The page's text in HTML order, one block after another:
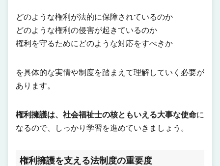
どのような権利が法的に保障されているのか
どのような権利の侵害が起きているのか
権利を守るためにどのような対応をすべきか
を具体的な実情や制度を踏まえて理解していく必要が
あります。
権利擁護は、社会福祉士の核ともいえる大事な使命に
なるので、しっかり学習を進めていきましょう。
権利擁護を支える法制度の重要度